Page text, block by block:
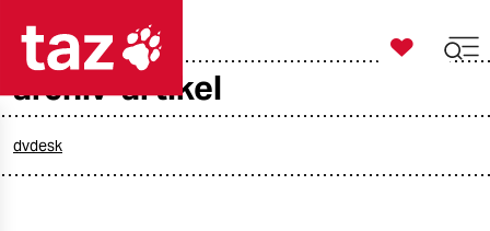

taz zahl ich
archiv-artikel
dvdesk